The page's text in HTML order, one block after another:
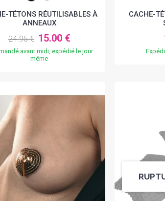
TÉTONS RÉUTILISABLES À
ANNEAUX
24.95 € 15.00 €
avant midi, expédié le jour
même
CACHE-